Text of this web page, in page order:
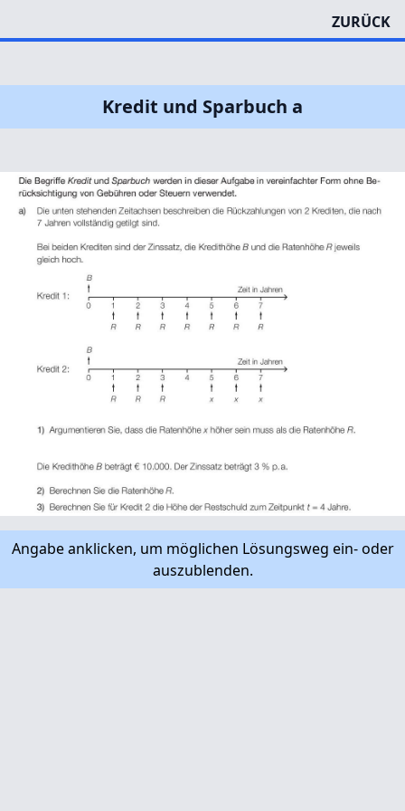
ZURÜCK
Kredit und Sparbuch a
Angabe anklicken, um möglichen Lösungsweg ein- oder
auszublenden.